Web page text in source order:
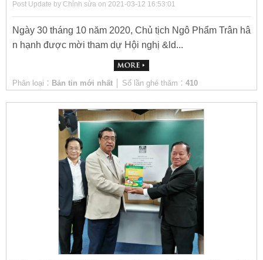
Post Update by Chỉnh sửa on 2021-03-12 16:53:01
Ngày 30 tháng 10 năm 2020, Chủ tịch Ngô Phẩm Trân hâ
n hạnh được mời tham dự Hội nghị &ld...
Phân loại： Bản tin mới nhất │ Số lần ghé thăm： 410